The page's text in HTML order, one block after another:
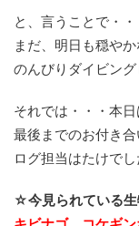
と、言うことで・・
まだ、明日も穏や
のんびりダイビン
それでは・・・本日
最後までのお付き合
ログ担当はたけで
☆今見られている